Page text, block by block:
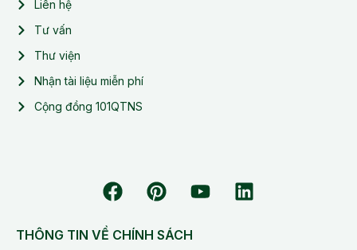
Liên hệ
Tư vấn
Thư viện
Nhận tài liệu miễn phí
Cộng đồng 101QTNS
THÔNG TIN VỀ CHÍNH SÁCH